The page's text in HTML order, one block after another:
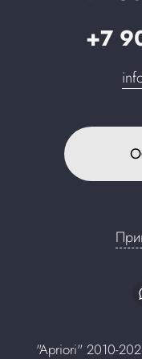
+7
"Apriori" 2010-